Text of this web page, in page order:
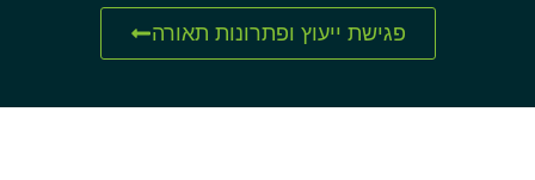
פגישת ייעוץ ופתרונות תאורה